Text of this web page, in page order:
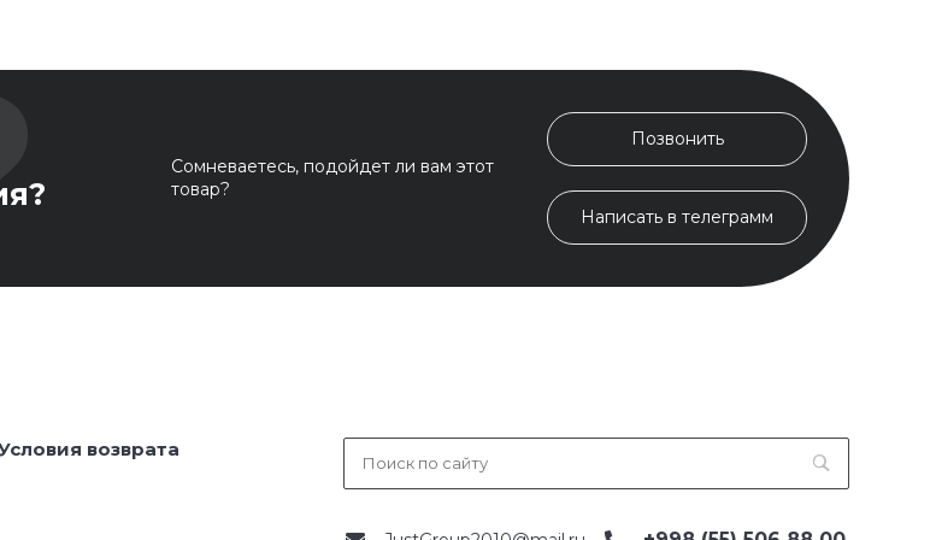
Сомневаетесь, подойдет ли вам этот
товар?
Позвонить
Написать в телеграмм
возврата